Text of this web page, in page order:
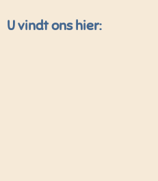
U vindt ons hier: